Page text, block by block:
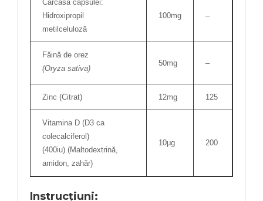
Carcasa capsulei:
Hidroxipropil
metilceluloză
100mg –
Făină de orez
(Oryza sativa)
50mg –
Zinc (Citrat) 12mg 125
Vitamina D (D3 ca
colecalciferol)
(400iu) (Maltodextrină,
amidon, zahăr)
10μg 200
Instrucțiuni: